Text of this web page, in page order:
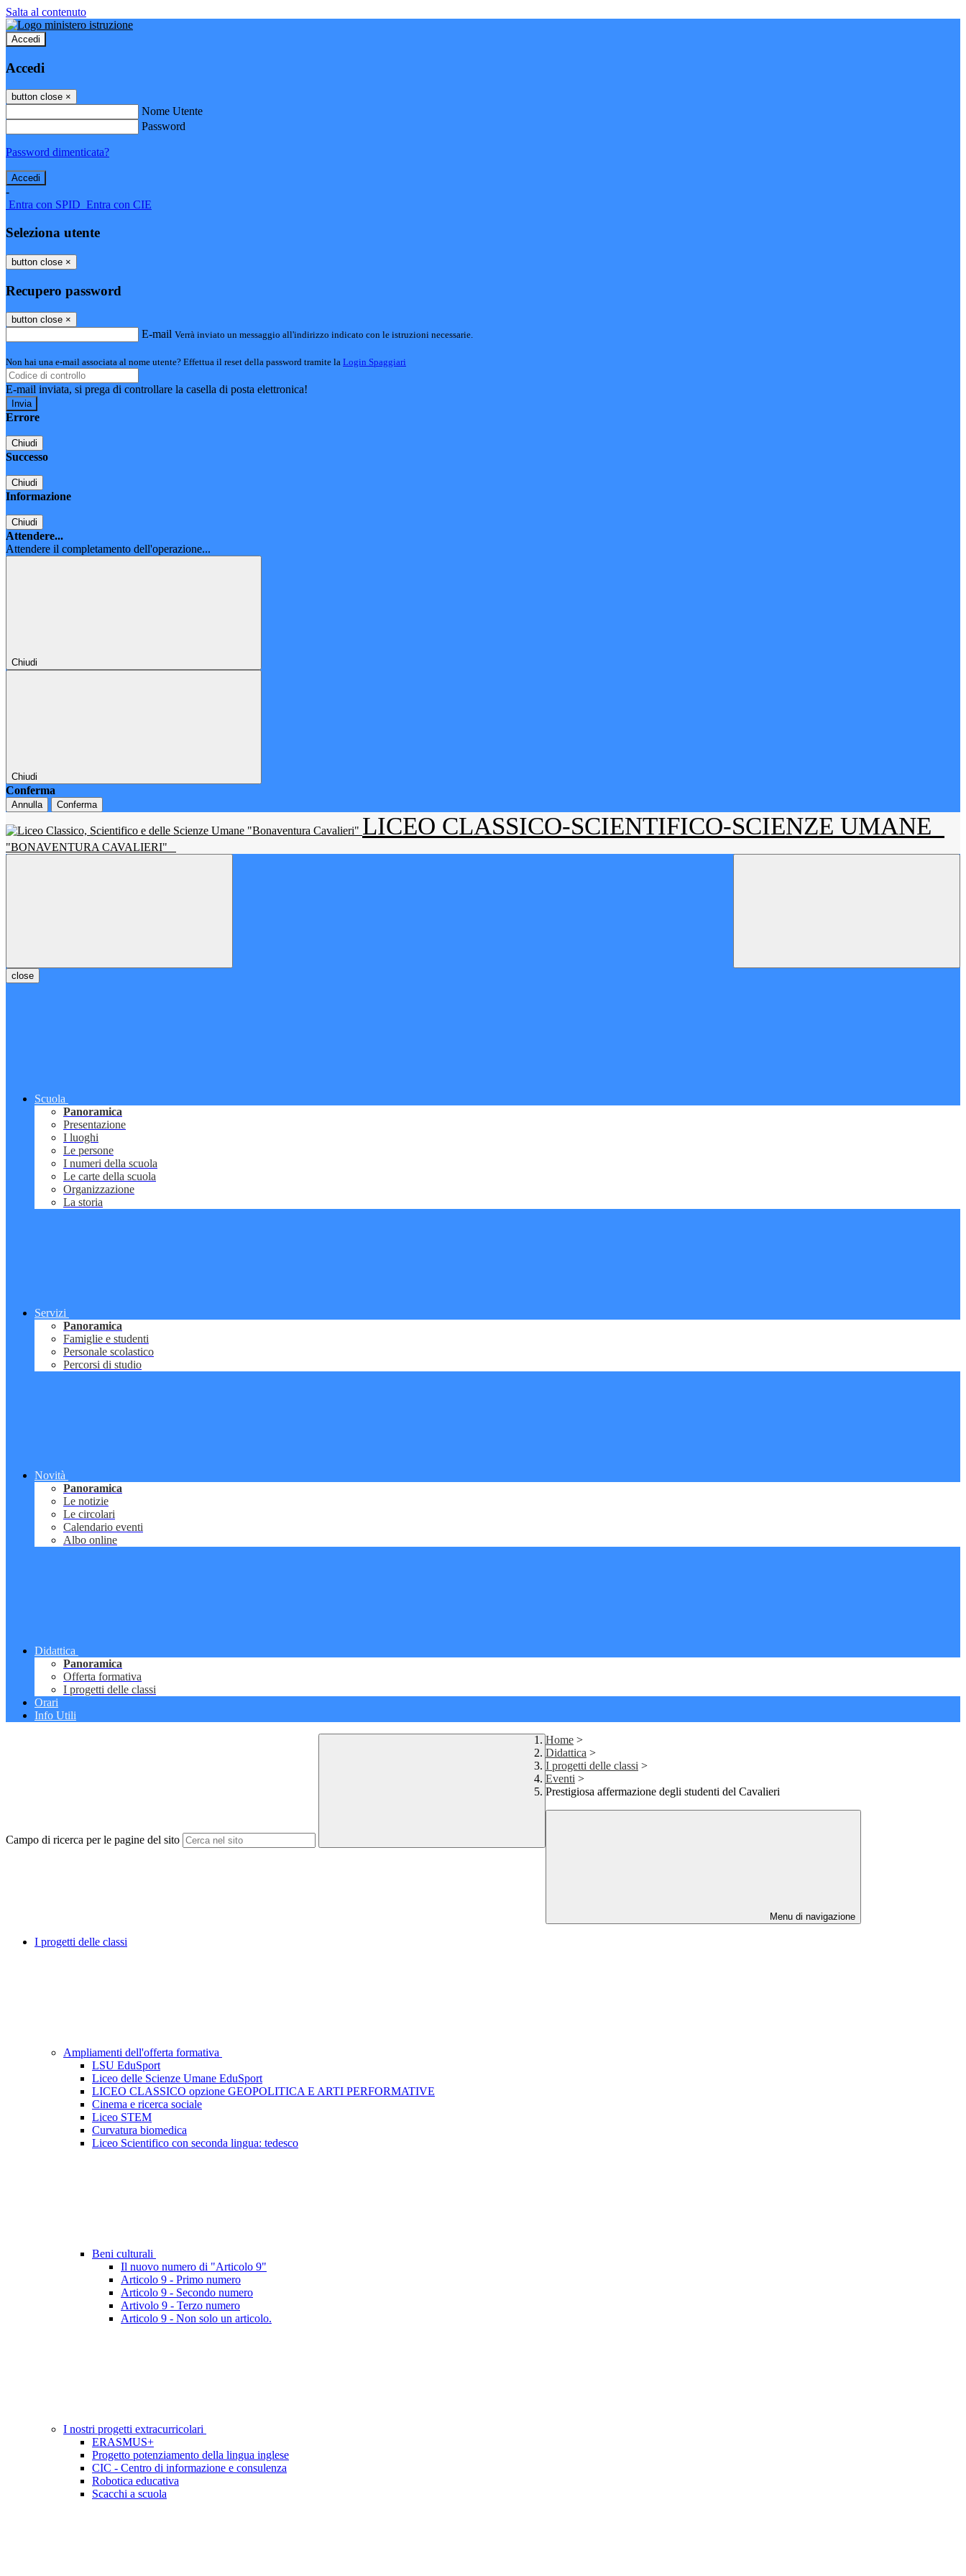
Salta al contenuto
Accedi
Accedi
button close ×
Nome Utente
Password
Password dimenticata?
-
Entra con SPID Entra con CIE
Seleziona utente
button close ×
Recupero password
button close ×
E-mail Verrà inviato un messaggio all'indirizzo indicato con le istruzioni necessarie.
Non hai una e-mail associata al nome utente? Effettua il reset della password tramite la Login Spaggiari
E-mail inviata, si prega di controllare la casella di posta elettronica!
Errore
Chiudi
Successo
Chiudi
Informazione
Chiudi
Attendere...
Attendere il completamento dell'operazione...
Chiudi
Chiudi
Conferma
Annulla Conferma
LICEO CLASSICO-SCIENTIFICO-SCIENZE UMANE
"BONAVENTURA CAVALIERI"
close
Scuola
Panoramica
Presentazione
I luoghi
Le persone
I numeri della scuola
Le carte della scuola
Organizzazione
La storia
Servizi
Panoramica
Famiglie e studenti
Personale scolastico
Percorsi di studio
Novità
Panoramica
Le notizie
Le circolari
Calendario eventi
Albo online
Didattica
Panoramica
Offerta formativa
I progetti delle classi
Orari
Info Utili
Campo di ricerca per le pagine del sito
Home >
Didattica >
I progetti delle classi >
Eventi >
Prestigiosa affermazione degli studenti del Cavalieri
Menu di navigazione
I progetti delle classi
Ampliamenti dell'offerta formativa
LSU EduSport
Liceo delle Scienze Umane EduSport
LICEO CLASSICO opzione GEOPOLITICA E ARTI PERFORMATIVE
Cinema e ricerca sociale
Liceo STEM
Curvatura biomedica
Liceo Scientifico con seconda lingua: tedesco
Beni culturali
Il nuovo numero di "Articolo 9"
Articolo 9 - Primo numero
Articolo 9 - Secondo numero
Artivolo 9 - Terzo numero
Articolo 9 - Non solo un articolo.
I nostri progetti extracurricolari
ERASMUS+
Progetto potenziamento della lingua inglese
CIC - Centro di informazione e consulenza
Robotica educativa
Scacchi a scuola